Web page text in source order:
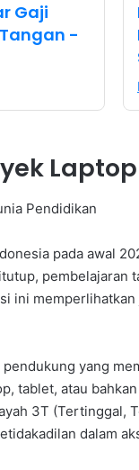
Gaji
-
Laptop
Pendidikan
pada awal
pembelajaran
ini
yang
tablet, atau
3T (Tertinggal,
dalam